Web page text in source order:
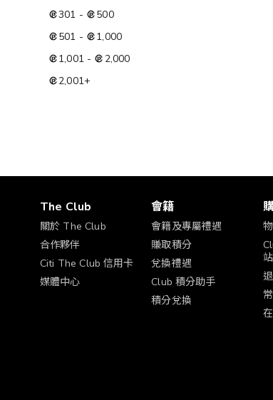
301 -
500
501 -
1,000
1,001 -
2,000
2,001+
The Club
關於 The Club
合作夥伴
Citi The Club 信用卡
媒體中心
會籍
會籍及專屬禮遇
賺取積分
兌換禮遇
Club 積分助手
積分兌換
站